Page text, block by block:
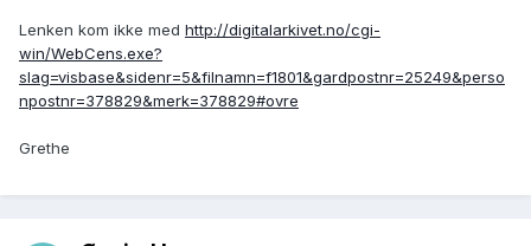
Lenken kom ikke med http://digitalarkivet.no/cgi-
win/WebCens.exe?
slag=visbase&sidenr=5&filnamn=f1801&gardpostnr=25249&perso
npostnr=378829&merk=378829#ovre
Grethe